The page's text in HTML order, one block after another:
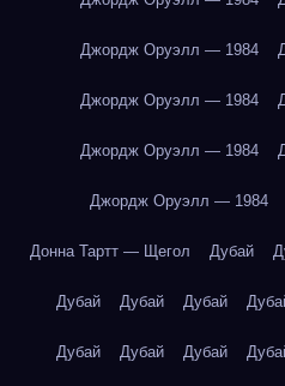
Джордж Оруэлл — 1984
Джордж Оруэлл — 1984
Джордж Оруэлл — 1984
Джордж Оруэлл — 1984
Донна Тартт — Щегол Дубай
Дубай Дубай Дубай
Дубай Дубай Дубай